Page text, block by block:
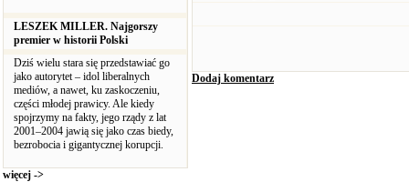
LESZEK MILLER. Najgorszy
premier w historii Polski
Dziś wielu stara się przedstawiać go
jako autorytet – idol liberalnych
mediów, a nawet, ku zaskoczeniu,
części młodej prawicy. Ale kiedy
spojrzymy na fakty, jego rządy z lat
2001–2004 jawią się jako czas biedy,
bezrobocia i gigantycznej korupcji.
więcej ->
Dodaj komentarz